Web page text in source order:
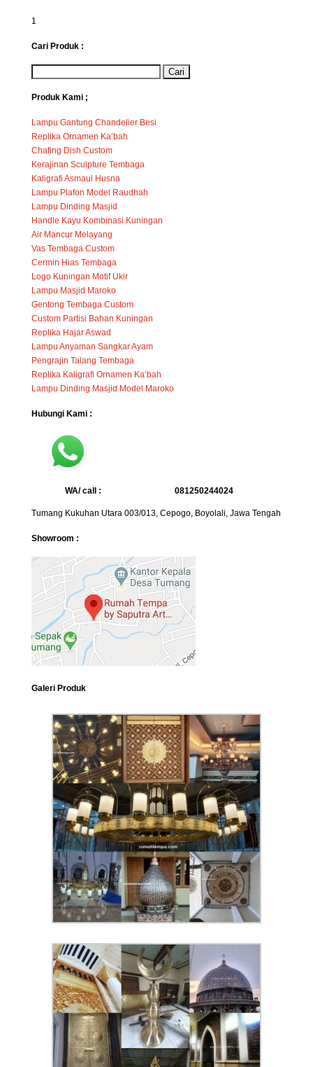
1
Cari Produk :
Produk Kami ;
Lampu Gantung Chandelier Besi
Replika Ornamen Ka’bah
Chafing Dish Custom
Kerajinan Sculpture Tembaga
Kaligrafi Asmaul Husna
Lampu Plafon Model Raudhah
Lampu Dinding Masjid
Handle Kayu Kombinasi Kuningan
Air Mancur Melayang
Vas Tembaga Custom
Cermin Hias Tembaga
Logo Kuningan Motif Ukir
Lampu Masjid Maroko
Gentong Tembaga Custom
Custom Partisi Bahan Kuningan
Replika Hajar Aswad
Lampu Anyaman Sangkar Ayam
Pengrajin Talang Tembaga
Replika Kaligrafi Ornamen Ka’bah
Lampu Dinding Masjid Model Maroko
Hubungi Kami :
WA/ call : 081250244024
Tumang Kukuhan Utara 003/013, Cepogo, Boyolali, Jawa Tengah
Showroom :
Galeri Produk